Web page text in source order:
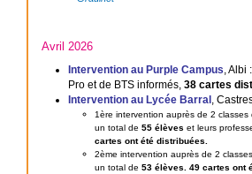
Avril 2026
Intervention au Purple Campus, Albi :
Pro et de BTS informés, 38 cartes
Intervention au Lycée Barral ,
1ère intervention auprès de 2 classes
un total de 55 élèves et leurs
cartes ont été distribuées.
2ème intervention auprès de 2
un total de 53 élèves. 49 cartes ont